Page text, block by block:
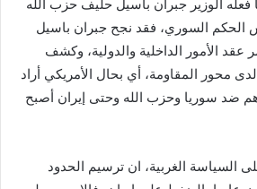
الوزير جبران باسيل حليف حزب الله
الحكم السوري، فقد نجح جبران باسيل
عقد الأمور الداخلية والدولية، وكشف
محور المقاومة، أي بحال الأمريكي أراد
ضد سوريا وحزب الله وحتى إيران أصبح
السياسة الغربية، ان ترسيم الحدود